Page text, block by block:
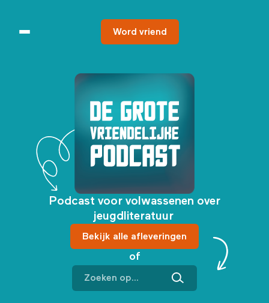
Word vriend
Podcast voor volwassenen over
jeugdliteratuur
Bekijk alle afleveringen
of